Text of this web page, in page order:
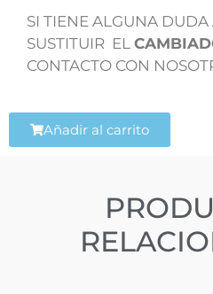
SI TIENE ALGUNA
SUSTITUIR EL
CONTACTO CON
Añadir al carrito